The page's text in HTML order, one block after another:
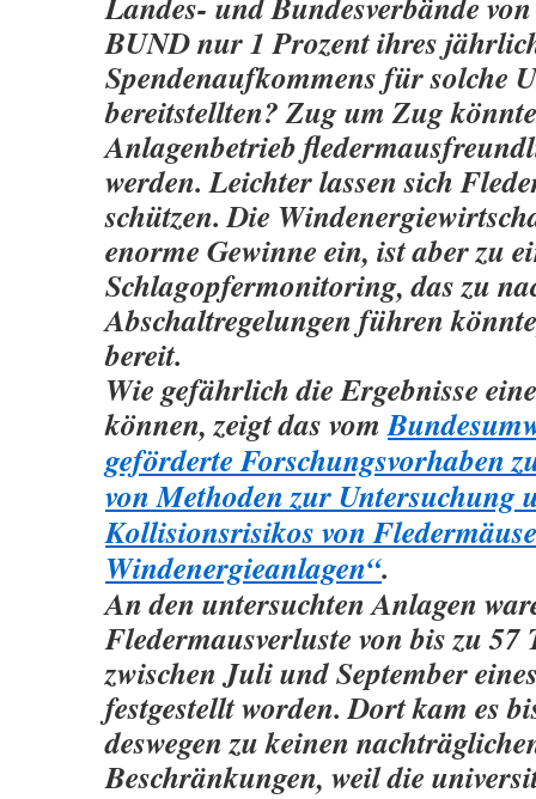
BUND nur 1 Prozent ihres
Spendenaufkommens für solche
bereitstellten? Zug um Zug
Anlagenbetrieb
werden. Leichter lassen sich
schützen. Die
enorme Gewinne ein, ist aber zu
Schlagopfermonitoring, das zu
Abschaltregelungen führen
bereit.
Wie gefährlich die Ergebnisse
können, zeigt das vom
geförderte Forschungsvorhaben
von Methoden zur Untersuchung
Kollisionsrisikos von
Windenergieanlagen“.
An den untersuchten Anlagen
Fledermausverluste von bis zu 57
zwischen Juli und September
festgestellt worden. Dort kam es
deswegen zu keinen
Beschränkungen, weil die